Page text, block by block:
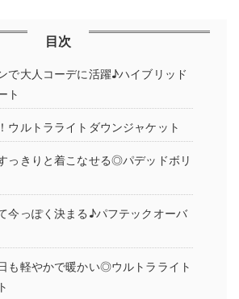
目次
で大人コーデに活躍♪ハイブリッド
ト
ウルトラライトダウンジャケット
っきりと着こなせる◎パデッドボリ
今っぽく決まる♪パフテックオーバ
も軽やかで暖かい◎ウルトラライト